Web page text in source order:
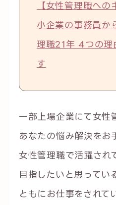
【女性管理職へ
小企業の事務員か
理職21年 4つの理
す
一部上場企業にて女性
あなたの悩み解決をお
女性管理職で活躍され
目指したいと思ってい
ともにお仕事をされて